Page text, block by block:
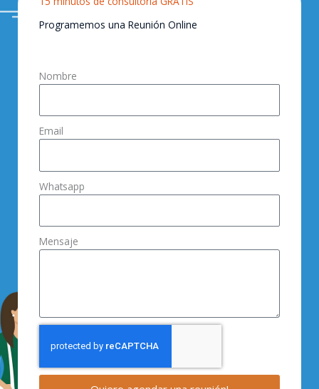
Programemos una Reunión Online
Nombre
Email
Whatsapp
Mensaje